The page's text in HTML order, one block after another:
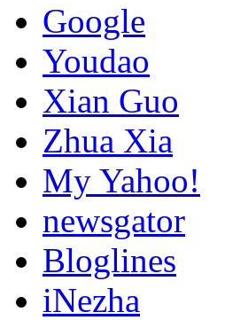
Google
Youdao
Xian Guo
Zhua Xia
My Yahoo!
newsgator
Bloglines
iNezha